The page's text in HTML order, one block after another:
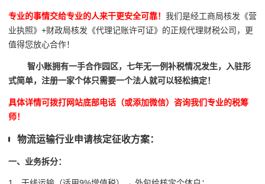
专业的事情交给专业的人来干更安全可靠！ 我们是经工商局核发《营
业执照》+财政局核发《代理记账许可证》的正规代理财税公司，更
值得您放心合作！
智小账拥有一手合作园区，七年无一例补税情况发生，入驻形
式简单，注册一家个体只需要一个法人就可以轻松搞定！
具体详情可拨打网站底部电话（或添加微信）咨询我们专业的税筹
师！
物流运输行业申请核定征收方案：
一、业务拆分：